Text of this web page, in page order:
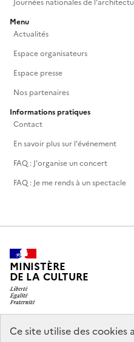
Ce site utilise des cookies
Journées nationales de
Menu
Actualités
Espace organisateurs
Espace presse
Nos partenaires
Informations pratiques
Contact
En savoir plus sur l'événement
FAQ : J'organise un concert
FAQ : Je me rends à un spectacle
MINISTÈRE
DE LA CULTURE